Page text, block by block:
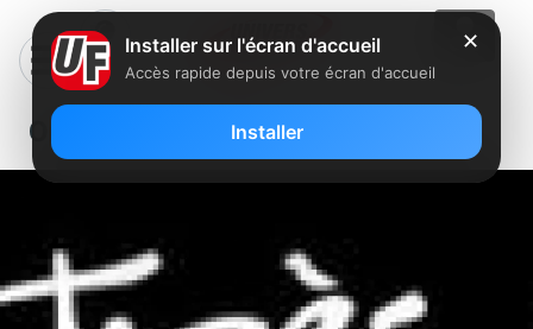
Orange et la conception de la fibre
✕
Installer sur l'écran d'accueil
Accès rapide depuis votre écran d'accueil
Installer